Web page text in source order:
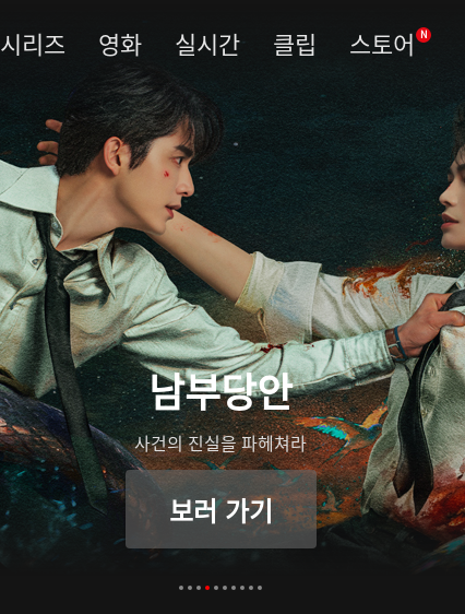
시리즈 영화 실시간 클립 스토어 N
남부당안
사건의 진실을 파헤쳐라
보러 가기